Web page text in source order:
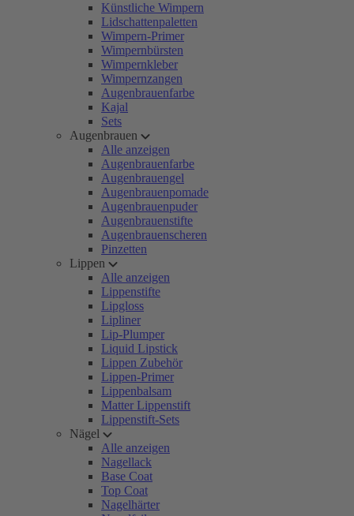
Künstliche Wimpern
Lidschattenpaletten
Wimpern-Primer
Wimpernbürsten
Wimpernkleber
Wimpernzangen
Augenbrauenfarbe
Kajal
Sets
Augenbrauen
Alle anzeigen
Augenbrauenfarbe
Augenbrauengel
Augenbrauenpomade
Augenbrauenpuder
Augenbrauenstifte
Augenbrauenscheren
Pinzetten
Lippen
Alle anzeigen
Lippenstifte
Lipgloss
Lipliner
Lip-Plumper
Liquid Lipstick
Lippen Zubehör
Lippen-Primer
Lippenbalsam
Matter Lippenstift
Lippenstift-Sets
Nägel
Alle anzeigen
Nagellack
Base Coat
Top Coat
Nagelhärter